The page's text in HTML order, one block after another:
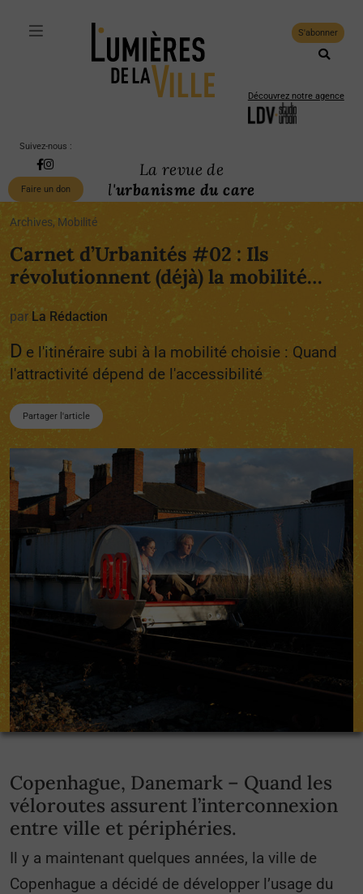
S'abonner
Découvrez notre agence
Suivez-nous :
Faire un don
La revue de
l'urbanisme du care
Archives, Mobilité
Carnet d’Urbanités #02 : Ils
révolutionnent (déjà) la mobilité…
par La Rédaction
D e l'itinéraire subi à la mobilité choisie : Quand
l'attractivité dépend de l'accessibilité
Partager l'article
Copenhague, Danemark – Quand les
véloroutes assurent l’interconnexion
entre ville et périphéries.
Il y a maintenant quelques années, la ville de
Copenhague a décidé de développer l’usage du